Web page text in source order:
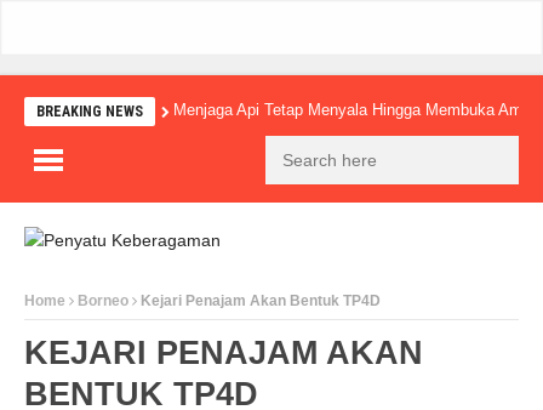
BREAKING NEWS Menjaga Api Tetap Menyala Hingga Membuka
Home Borneo Kejari Penajam Akan Bentuk TP4D
KEJARI PENAJAM AKAN
BENTUK TP4D